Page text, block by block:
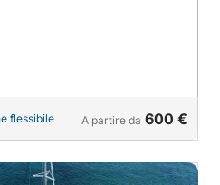
flessibile A partire da 600 €